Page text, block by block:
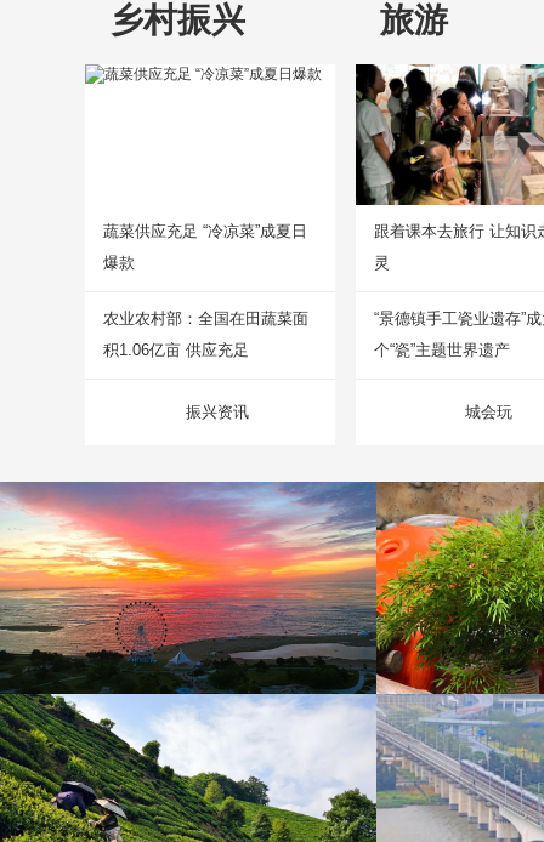
乡村振兴
蔬菜供应充足 “冷凉菜”成夏日
爆款
农业农村部：全国在田蔬菜面
积1.06亿亩 供应充足
振兴资讯
旅游
跟着课本去旅行 让知识
灵
“景德镇手工瓷业遗存”
个“瓷”主题世界遗产
城会玩